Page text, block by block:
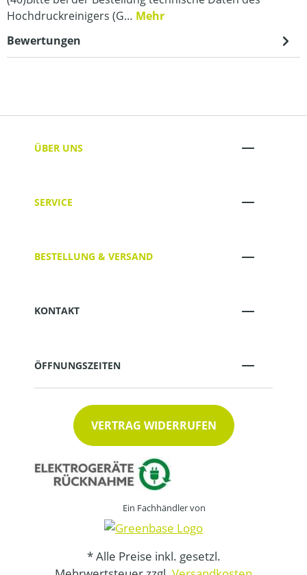
Hochdruckreinigers (G… Mehr
Bewertungen
ÜBER UNS
SERVICE
BESTELLUNG & VERSAND
KONTAKT
ÖFFNUNGSZEITEN
VERTRAG WIDERRUFEN
Ein Fachhändler von
* Alle Preise inkl. gesetzl.